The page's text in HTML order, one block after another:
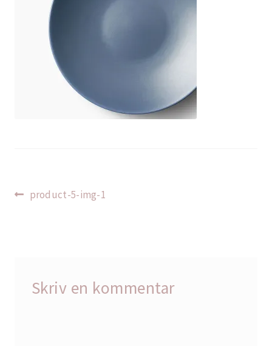
Indlægsnavigation
Forrige
product-5-img-1
Skriv en kommentar